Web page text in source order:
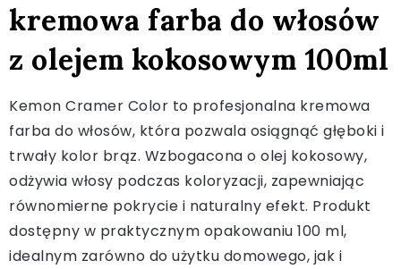
kremowa farba do włosów
z olejem kokosowym 100ml
Kemon Cramer Color to profesjonalna kremowa
farba do włosów, która pozwala osiągnąć głęboki i
trwały kolor brąz. Wzbogacona o olej kokosowy,
odżywia włosy podczas koloryzacji, zapewniając
równomierne pokrycie i naturalny efekt. Produkt
dostępny w praktycznym opakowaniu 100 ml,
idealnym zarówno do użytku domowego, jak i